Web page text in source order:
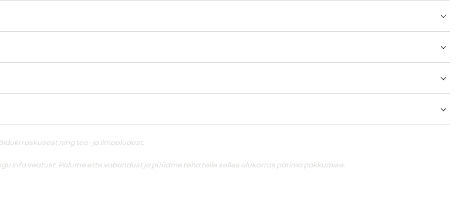
raskusest ning tee- ja ilmaoludest.
info veatust. Palume ette vabandust ja püüame teha teile selles olukorras parima pakkumise.